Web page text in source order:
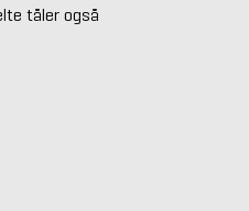
tåler også